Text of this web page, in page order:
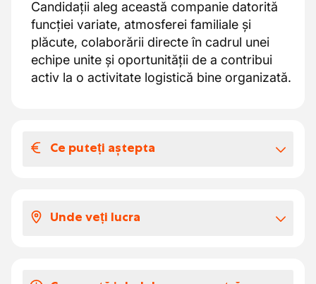
Candidații aleg această companie datorită
funcției variate, atmosferei familiale și
plăcute, colaborării directe în cadrul unei
echipe unite și oportunității de a contribui
activ la o activitate logistică bine organizată.
Ce puteți aștepta
muncă de zi.
Unde veți lucra